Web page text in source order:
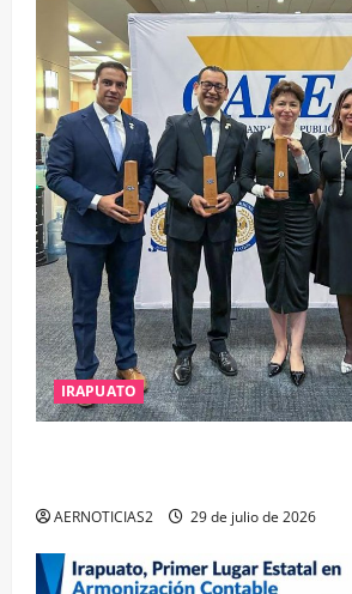
IRAPUATO
AERNOTICIAS2 29 de julio de 2026